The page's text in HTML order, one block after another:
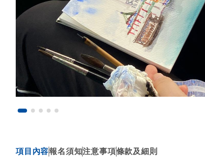
項目內容報名須知注意事項條款及細則